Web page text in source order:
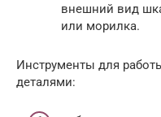
внешний вид
или морилка.
Инструменты для
деталями: